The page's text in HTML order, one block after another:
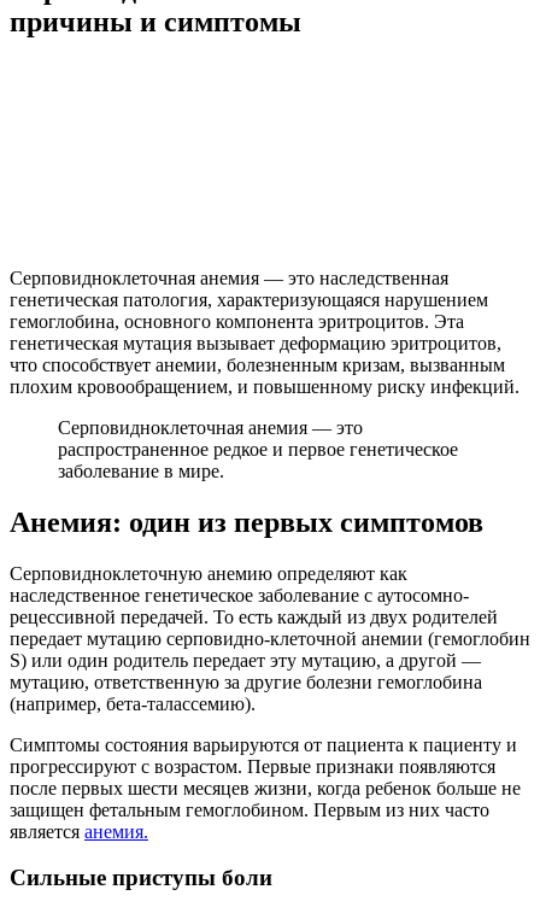
причины и симптомы
Серповидноклеточная анемия — это наследственная
генетическая патология, характеризующаяся нарушением
гемоглобина, основного компонента эритроцитов. Эта
генетическая мутация вызывает деформацию эритроцитов,
что способствует анемии, болезненным кризам, вызванным
плохим кровообращением, и повышенному риску инфекций.
Серповидноклеточная анемия — это
распространенное редкое и первое генетическое
заболевание в мире.
Анемия: один из первых симптомов
Серповидноклеточную анемию определяют как
наследственное генетическое заболевание с аутосомно-
рецессивной передачей. То есть каждый из двух родителей
передает мутацию серповидно-клеточной анемии (гемоглобин
S) или один родитель передает эту мутацию, а другой —
мутацию, ответственную за другие болезни гемоглобина
(например, бета-талассемию).
Симптомы состояния варьируются от пациента к пациенту и
прогрессируют с возрастом. Первые признаки появляются
после первых шести месяцев жизни, когда ребенок больше не
защищен фетальным гемоглобином. Первым из них часто
является анемия.
Сильные приступы боли